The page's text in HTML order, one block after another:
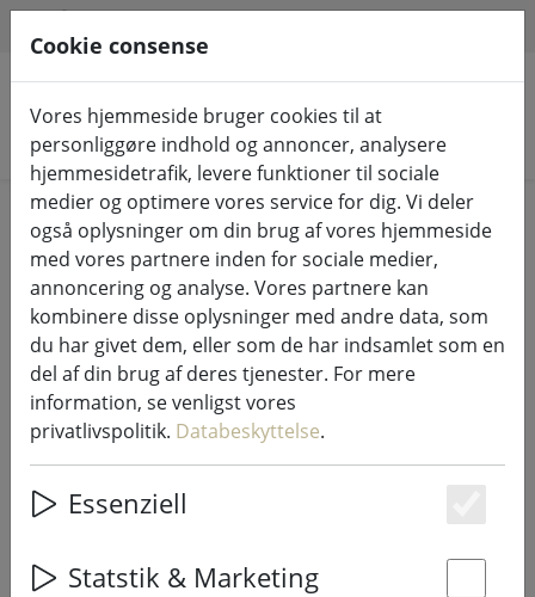
Søg efter produkter
Home Lyskæder og belysning Eventyrlige lys
Kaemingk Lumineo LED lyskæde
Basic med lysdæmper 80 LED varm
hvid udendørs 6 m sort
Cookie consense
Vores hjemmeside bruger cookies til at
personliggøre indhold og annoncer, analysere
hjemmesidetrafik, levere funktioner til sociale
medier og optimere vores service for dig. Vi deler
også oplysninger om din brug af vores hjemmeside
med vores partnere inden for sociale medier,
annoncering og analyse. Vores partnere kan
kombinere disse oplysninger med andre data, som
du har givet dem, eller som de har indsamlet som en
del af din brug af deres tjenester. For mere
information, se venligst vores
privatlivspolitik. Databeskyttelse.
Essenziell
Statstik & Marketing